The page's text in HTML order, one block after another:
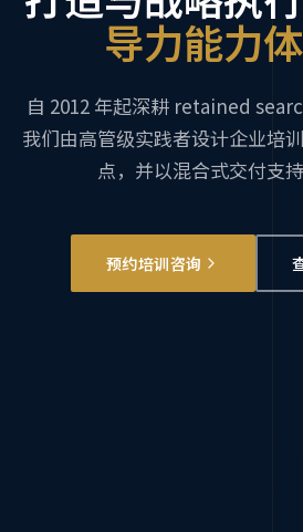
导力能力
自 2012 年起深耕 retained
我们由高管级实践者设计企业培
点，并以混合式交付支持
预约培训咨询